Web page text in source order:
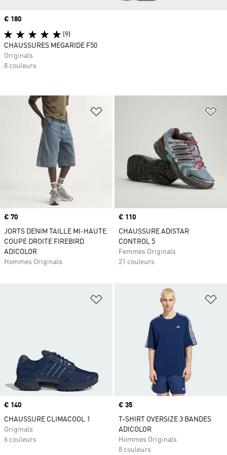
Ajouter à la Liste de produits
Prix
€ 70
JORTS DENIM TAILLE MI-HAUTE
COUPE DROITE FIREBIRD
ADICOLOR
Hommes Originals
Prix
€ 110
CHAUSSURE ADISTAR
CONTROL 5
Femmes Originals
21 couleurs
Ajouter à la Liste de produits
Prix
€ 140
CHAUSSURE CLIMACOOL 1
Originals
6 couleurs
Prix
€ 35
T-SHIRT OVERSIZE 3 BANDES
ADICOLOR
Hommes Originals
8 couleurs
Prix
€ 180
(9)
CHAUSSURES MEGARIDE F50
Originals
8 couleurs